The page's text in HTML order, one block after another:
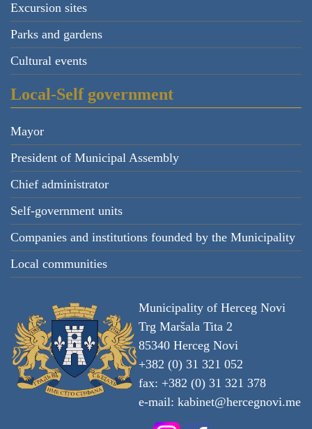
Excursion sites
Parks and gardens
Cultural events
Local-Self government
Mayor
President of Municipal Assembly
Chief administrator
Self-government units
Companies and institutions founded by the Municipality
Local communities
Municipality of Herceg Novi
Trg Maršala Tita 2
85340 Herceg Novi
+382 (0) 31 321 052
fax: +382 (0) 31 321 378
е-mail: kabinet@hercegnovi.me